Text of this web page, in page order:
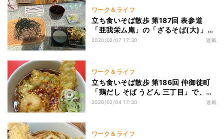
ワーク＆ライフ
立ち食いそば散歩 第187回 表参道
「亜我栄ム庵」の「ざるそば(大)」
は、立地から考えられない高コスパ
2020/02/07 17:30 連載
ワーク＆ライフ
立ち食いそば散歩 第186回 仲御徒町
「鶏だし そば うどん 三丁目」で、コ
スパ最高な「海鮮三点そば」を食す
2020/02/04 17:30 連載
ワーク＆ライフ